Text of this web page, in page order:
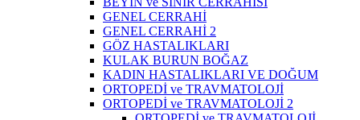
GENEL CERRAHİ
GENEL CERRAHİ 2
GÖZ HASTALIKLARI
KULAK BURUN BOĞAZ
KADIN HASTALIKLARI VE DOĞUM
ORTOPEDİ ve TRAVMATOLOJİ
ORTOPEDİ ve TRAVMATOLOJİ 2